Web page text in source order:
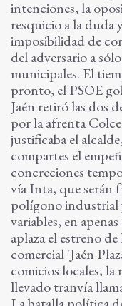
intenciones, la
resquicio a la duda
imposibilidad de
del adversario a
municipales. El
pronto, el PSOE
Jaén retiró las dos
por la afrenta
justificaba el alcalde,
compartes el
concreciones
vía Inta, que serán
polígono industrial
variables, en
aplaza el estreno
comercial 'Jaén
comicios locales,
llevado tranvía